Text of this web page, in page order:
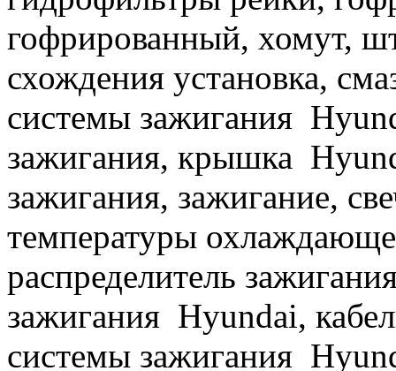
гофрированный, хомут,
схождения установка,
системы зажигания
зажигания, крышка
зажигания, зажигание,
температуры
распределитель
зажигания Hyundai,
системы зажигания